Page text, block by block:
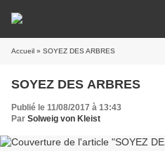
Accueil » SOYEZ DES ARBRES
SOYEZ DES ARBRES
Publié le 11/08/2017 à 13:43
Par Solweig von Kleist